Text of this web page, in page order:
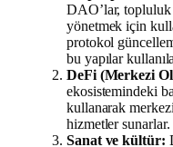
DAO’lar, topluluk
yönetmek için
protokol
bu yapılar
DeFi (Merkezi
ekosistemindeki
kullanarak
hizmetler sunarlar.
Sanat ve kültür: